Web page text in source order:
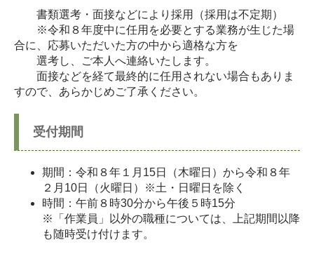
書類選考・面接などにより採用（採用は不定期）
※令和８年度中に任用を必要とする業務が生じた場
合に、応募いただいた方の中から適格な方を
選考し、ご本人へ連絡いたします。
面接などを経て最終的に任用されない場合もありま
すので、あらかじめご了承ください。
受付期間
期間：令和８年１月15日（木曜日）から令和８年
２月10日（火曜日）※土・日曜日を除く
時間：午前８時30分から午後５時15分
※「作業員」以外の職種については、上記期間以降
も随時受け付けます。